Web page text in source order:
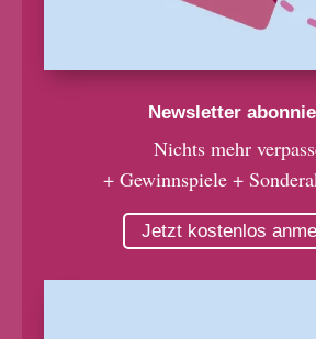
Newsletter
Nichts mehr
+ Gewinnspiele +
Jetzt kostenlos